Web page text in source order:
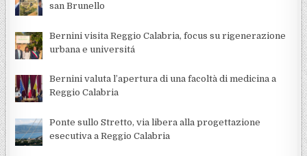
san Brunello
Bernini visita Reggio Calabria, focus su rigenerazione
urbana e universitá
Bernini valuta l’apertura di una facoltà di medicina a
Reggio Calabria
Ponte sullo Stretto, via libera alla progettazione
esecutiva a Reggio Calabria